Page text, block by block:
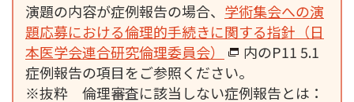
演題の内容が症例報告の場合、 学術集会への演
題応募における倫理的手続きに関する指針（日
本医学会連合研究倫理委員会）
内のP11 5.1
症例報告の項目をご参照ください。
※抜粋 倫理審査に該当しない症例報告とは：